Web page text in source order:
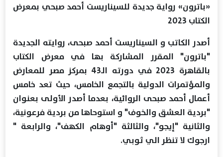
«باترون» رواية جديدة للسيناريست أحمد صبحي بمعرض
الكتاب 2023
أصدر الكاتب و السيناريست أحمد صبحى، روايته الجديدة
"باترون" المقرر المشاركة بها في معرض الكتاب
بالقاهرة 2023 في دورته الـ43 بمركز مصر للمعارض
والمؤتمرات الدولية بالتجمع الخامس، حيث تعد خامس
أعمال أحمد صبحى الروائية، بعدما أصدر الأولى بعنوان
"بردية العشق والخوف" و استوحاها من بردية فرعونية،
والثانية "إيجو"، والثالثة "أوهام الكهف"، والرابعة "
ارجوك لا تنظر الي ثوبي.